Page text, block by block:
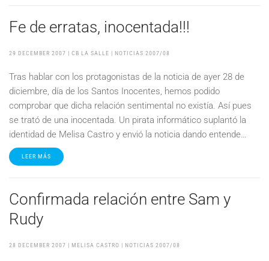
Fe de erratas, inocentada!!!
29 DECEMBER 2007 | CB LA SALLE | NOTICIAS 2007/08
Tras hablar con los protagonistas de la noticia de ayer 28 de
diciembre, día de los Santos Inocentes, hemos podido
comprobar que dicha relación sentimental no existía. Así pues
se trató de una inocentada. Un pirata informático suplantó la
identidad de Melisa Castro y envió la noticia dando entende…
LEER MÁS
Confirmada relación entre Sam y
Rudy
28 DECEMBER 2007 | MELISA CASTRO | NOTICIAS 2007/08